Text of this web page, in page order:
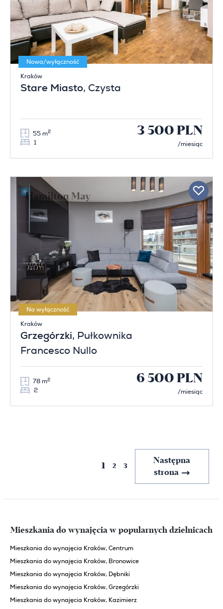
Nowa/wyłączność
Kraków
Stare Miasto, Czysta
55 m2
1
3 500 PLN
/miesiąc
Na wyłączność
Kraków
Grzegórzki, Pułkownika
Francesco Nullo
78 m2
2
6 500 PLN
/miesiąc
1 2 3
Następna
strona
Mieszkania do wynajęcia w popularnych dzielnicach
Mieszkania do wynajęcia Kraków, Centrum
Mieszkania do wynajęcia Kraków, Bronowice
Mieszkania do wynajęcia Kraków, Dębniki
Mieszkania do wynajęcia Kraków, Grzegórzki
Mieszkania do wynajęcia Kraków, Kazimierz